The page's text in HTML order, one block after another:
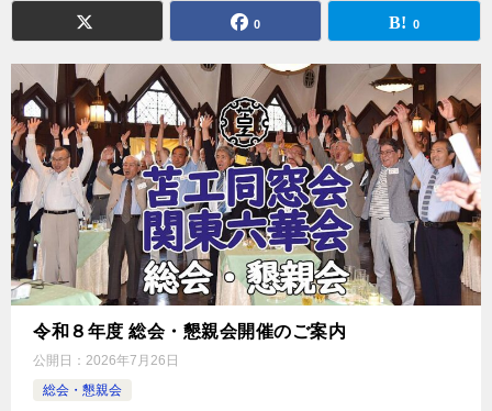
0 0
令和８年度 総会・懇親会開催のご案内
公開日： 2026年7月26日
総会・懇親会